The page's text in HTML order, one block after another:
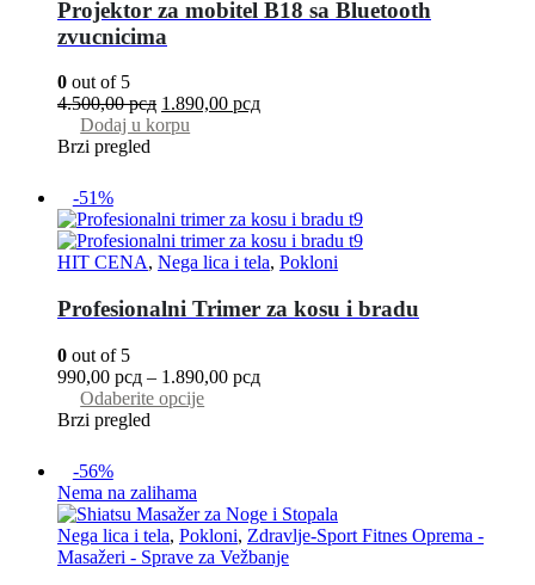
Projektor za mobitel B18 sa Bluetooth
zvucnicima
0 out of 5
4.500,00рсд 1.890,00 рсд
Dodaj u korpu
Brzi pregled
-51%
HIT CENA, Nega lica i tela, Pokloni
Profesionalni Trimer za kosu i bradu
0 out of 5
990,00 рсд – 1.890,00 рсд
Odaberite opcije
Brzi pregled
-56%
Nema na zalihama
Nega lica i tela, Pokloni, Zdravlje-Sport Fitnes Oprema -
Masažeri - Sprave za Vežbanje